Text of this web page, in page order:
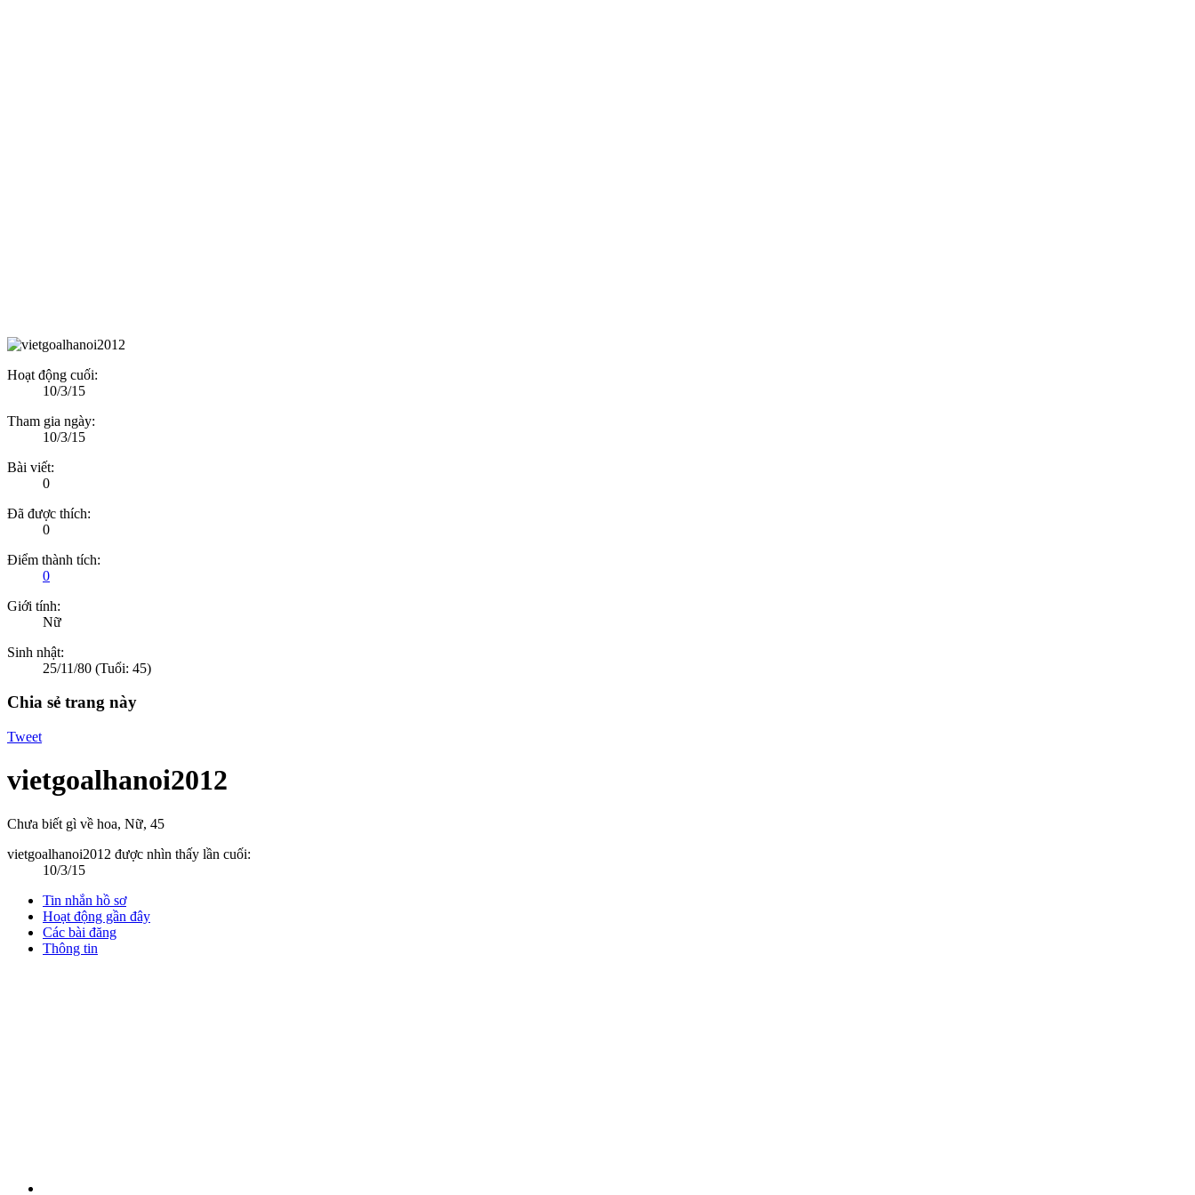
Hoạt động cuối:
10/3/15
Tham gia ngày:
10/3/15
Bài viết:
0
Đã được thích:
0
Điểm thành tích:
0
Giới tính:
Nữ
Sinh nhật:
25/11/80 (Tuổi: 45)
Chia sẻ trang này
Tweet
vietgoalhanoi2012
Chưa biết gì về hoa, Nữ, 45
vietgoalhanoi2012 được nhìn thấy lần cuối:
10/3/15
Tin nhắn hồ sơ
Hoạt động gần đây
Các bài đăng
Thông tin